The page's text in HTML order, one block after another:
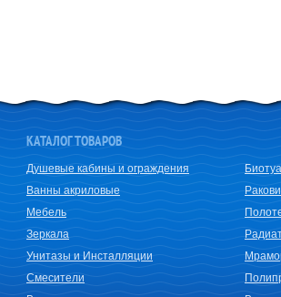
КАТАЛОГ ТОВАРОВ
Душевые кабины и ограждения
Ванны акриловые
Мебель
Зеркала
Унитазы и Инсталляции
Смесители